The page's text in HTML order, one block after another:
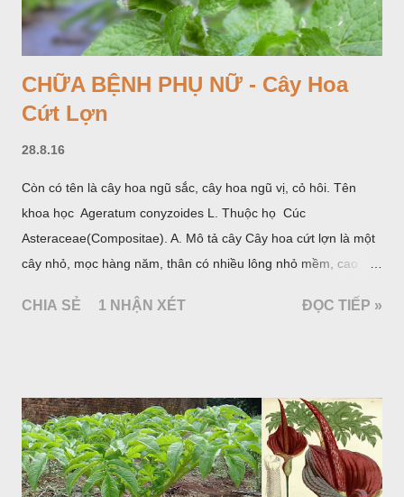
CHỮA BỆNH PHỤ NỮ - Cây Hoa
Cứt Lợn
28.8.16
Còn có tên là cây hoa ngũ sắc, cây hoa ngũ vị, cỏ hôi. Tên
khoa học Ageratum conyzoides L. Thuộc họ Cúc
Asteraceae(Compositae). A. Mô tả cây Cây hoa cứt lợn là một
cây nhỏ, mọc hàng năm, thân có nhiều lông nhỏ mềm, cao
đối hình trứng hay 3 cạnh, dài 2-6cm, rộng 1-3cm, mép có
CHIA SẺ 1 NHẬN XÉT ĐỌC TIẾP »